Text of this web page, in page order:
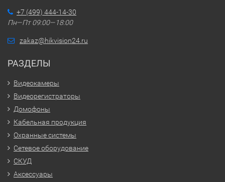
+7 (499) 444-14-30
Пн—Пт 09:00—18:00
zakaz@hikvision24.ru
РАЗДЕЛЫ
Видеокамеры
Видеорегистраторы
Домофоны
Кабельная продукция
Охранные системы
Сетевое оборудование
СКУД
Аксессуары